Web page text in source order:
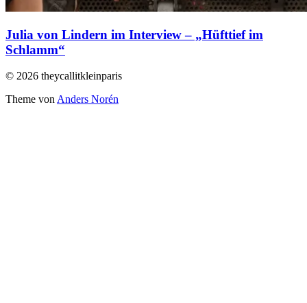
Julia von Lindern im Interview – „Hüfttief im
Schlamm“
© 2026 theycallitkleinparis
Theme vonAnders Norén